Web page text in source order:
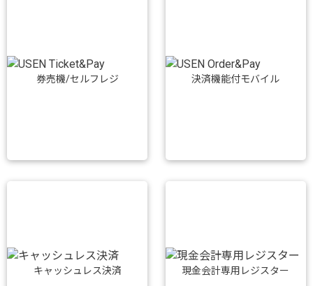
券売機/セルフレジ 決済機能付モバイル
キャッシュレス決済 現金会計専用レジスター